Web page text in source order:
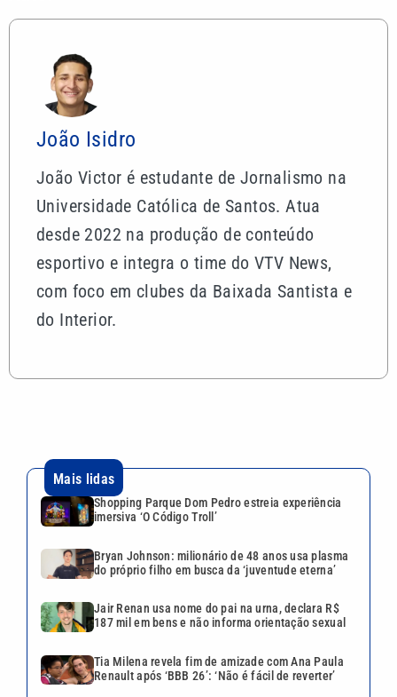
João Isidro
João Victor é estudante de Jornalismo na
Universidade Católica de Santos. Atua
desde 2022 na produção de conteúdo
esportivo e integra o time do VTV News,
com foco em clubes da Baixada Santista e
do Interior.
Mais lidas
Shopping Parque Dom Pedro estreia experiência
imersiva ‘O Código Troll’
Bryan Johnson: milionário de 48 anos usa plasma
do próprio filho em busca da ‘juventude eterna’
Jair Renan usa nome do pai na urna, declara R$
187 mil em bens e não informa orientação sexual
Tia Milena revela fim de amizade com Ana Paula
Renault após ‘BBB 26’: ‘Não é fácil de reverter’